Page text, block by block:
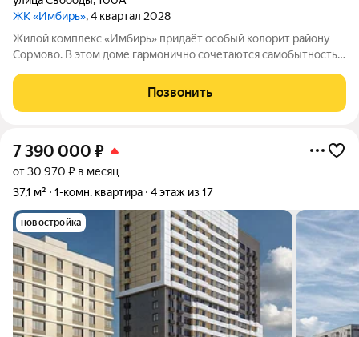
ЖК «Имбирь», 4 квартал 2028
Жилой комплекс «Имбирь» придаёт особый колорит району
Сормово. В этом доме гармонично сочетаются самобытность
стандарты комфорта. Всё необходимое находится в шаговой
доступности: транспортные
Позвонить
7 390 000 ₽
от 30 970 ₽ в месяц
37,1 м²
1-комн. квартира 4 этаж из 17
новостройка